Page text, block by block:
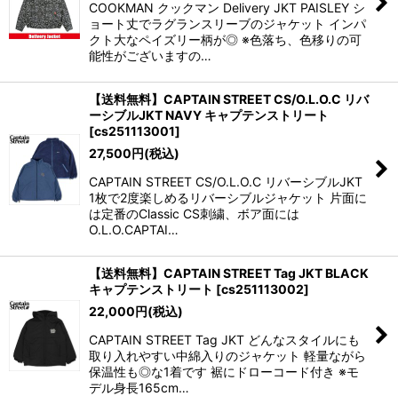
COOKMAN クックマン Delivery JKT PAISLEY シ
ョート丈でラグランスリーブのジャケット インパ
クト大なペイズリー柄が◎ ※色落ち、色移りの可
能性がございますの…
【送料無料】CAPTAIN STREET CS/O.L.O.C リバ
ーシブルJKT NAVY キャプテンストリート
[cs251113001]
27,500円(税込)
CAPTAIN STREET CS/O.L.O.C リバーシブルJKT
1枚で2度楽しめるリバーシブルジャケット 片面に
は定番のClassic CS刺繍、ボア面には
O.L.O.CAPTAI…
【送料無料】CAPTAIN STREET Tag JKT BLACK
キャプテンストリート [cs251113002]
22,000円(税込)
CAPTAIN STREET Tag JKT どんなスタイルにも
取り入れやすい中綿入りのジャケット 軽量ながら
保温性も◎な1着です 裾にドローコード付き ※モ
デル身長165cm…